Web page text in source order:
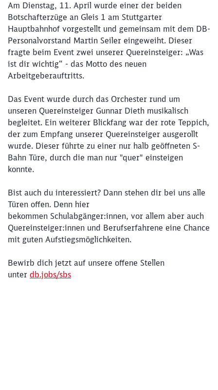
Am Dienstag, 11. April wurde einer der beiden
Botschafterzüge an Gleis 1 am Stuttgarter
Hauptbahnhof vorgestellt und gemeinsam mit dem DB-
Personalvorstand Martin Seiler eingeweiht. Dieser
fragte beim Event zwei unserer Quereinsteiger: „Was
ist dir wichtig“ - das Motto des neuen
Arbeitgeberauftritts.
Das Event wurde durch das Orchester rund um
unseren Quereinsteiger Gunnar Dieth musikalisch
begleitet. Ein weiterer Blickfang war der rote Teppich,
der zum Empfang unserer Quereinsteiger ausgerollt
wurde. Dieser führte zu einer nur halb geöffneten S-
Bahn Türe, durch die man nur "quer" einsteigen
konnte.
Bist auch du interessiert? Dann stehen dir bei uns alle
Türen offen. Denn hier
bekommen Schulabgänger:innen, vor allem aber auch
Quereinsteiger:innen und Berufserfahrene eine Chance
mit guten Aufstiegsmöglichkeiten.
Bewirb dich jetzt auf unsere offene Stellen
unter db.jobs/sbs
Möchten Sie zuweitergeleitet
werden?